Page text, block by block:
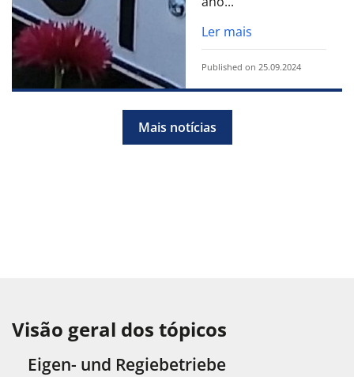
Ler mais
Published on 25.09.2024
Mais notícias
Visão geral dos tópicos
Eigen- und Regiebetriebe